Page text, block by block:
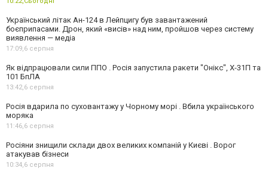
Український літак Ан-124 в Лейпцигу був завантажений
боєприпасами. Дрон, який «висів» над ним, пройшов через систему
виявлення — медіа
17:09,6 серпня
Як відпрацювали сили ППО . Росія запустила ракети "Онікс", Х-31П та
101 БпЛА
13:42,6 серпня
Росія вдарила по суховантажу у Чорному морі . Вбила українського
моряка
11:46,6 серпня
Росіяни знищили склади двох великих компаній у Києві . Ворог
атакував бізнеси
10:34,6 серпня